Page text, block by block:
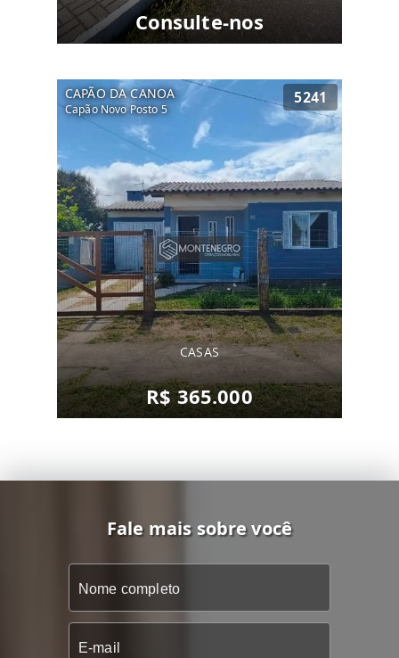
Consulte-nos
CAPÃO DA CANOA
Capão Novo Posto 5
5241
CASAS
R$ 365.000
Fale mais sobre você